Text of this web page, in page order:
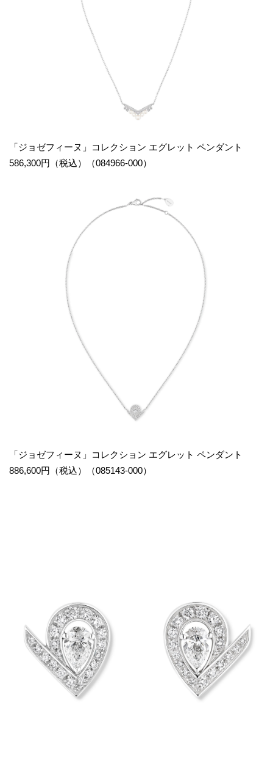
「ジョゼフィーヌ」コレクション エグレット ペンダント
586,300円（税込）（084966-000）
「ジョゼフィーヌ」コレクション エグレット ペンダント
886,600円（税込）（085143-000）